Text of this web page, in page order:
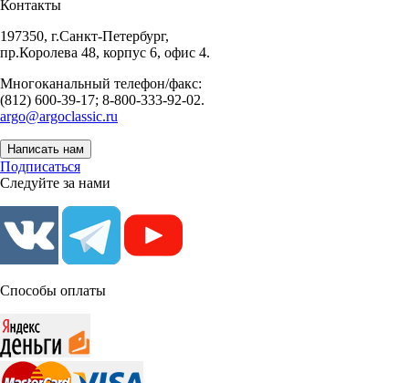
Контакты
197350, г.Санкт-Петербург,
пр.Королева 48, корпус 6, офис 4.
Многоканальный телефон/факс:
(812) 600-39-17; 8-800-333-92-02.
argo@argoclassic.ru
Написать нам
Подписаться
Следуйте за нами
Способы оплаты